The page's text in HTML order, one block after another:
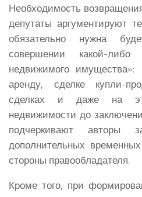
Необходимость
депутаты аргументируют
обязательно нужна
совершении какой-
недвижимого
аренду, сделке купли-
сделках и даже на
недвижимости до
подчеркивают авторы
дополнительных
стороны правообладателя.
Кроме того, при